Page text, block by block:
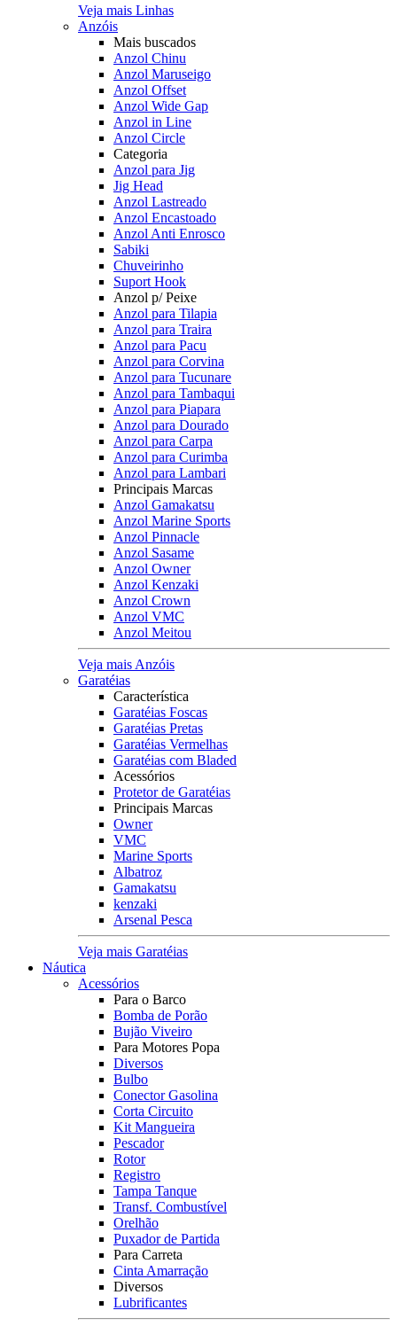
Veja mais Linhas
Anzóis
Mais buscados
Anzol Chinu
Anzol Maruseigo
Anzol Offset
Anzol Wide Gap
Anzol in Line
Anzol Circle
Categoria
Anzol para Jig
Jig Head
Anzol Lastreado
Anzol Encastoado
Anzol Anti Enrosco
Sabiki
Chuveirinho
Suport Hook
Anzol p/ Peixe
Anzol para Tilapia
Anzol para Traira
Anzol para Pacu
Anzol para Corvina
Anzol para Tucunare
Anzol para Tambaqui
Anzol para Piapara
Anzol para Dourado
Anzol para Carpa
Anzol para Curimba
Anzol para Lambari
Principais Marcas
Anzol Gamakatsu
Anzol Marine Sports
Anzol Pinnacle
Anzol Sasame
Anzol Owner
Anzol Kenzaki
Anzol Crown
Anzol VMC
Anzol Meitou
Veja mais Anzóis
Garatéias
Característica
Garatéias Foscas
Garatéias Pretas
Garatéias Vermelhas
Garatéias com Bladed
Acessórios
Protetor de Garatéias
Principais Marcas
Owner
VMC
Marine Sports
Albatroz
Gamakatsu
kenzaki
Arsenal Pesca
Veja mais Garatéias
Náutica
Acessórios
Para o Barco
Bomba de Porão
Bujão Viveiro
Para Motores Popa
Diversos
Bulbo
Conector Gasolina
Corta Circuito
Kit Mangueira
Pescador
Rotor
Registro
Tampa Tanque
Transf. Combustível
Orelhão
Puxador de Partida
Para Carreta
Cinta Amarração
Diversos
Lubrificantes